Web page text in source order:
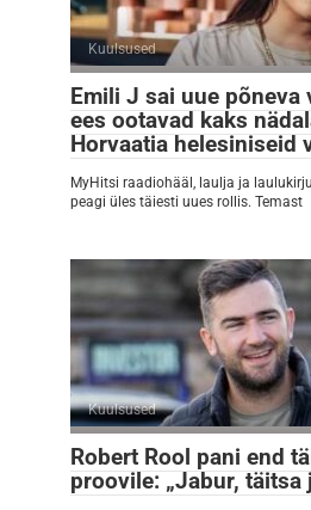
Kuulsused
Emili J sai uue põneva
ees ootavad kaks
Horvaatia helesiniseid
MyHitsi raadiohääl, laulja ja
peagi üles täiesti uues rollis. Temast
Kuulsused
Robert Rool pani end
proovile: „Jabur, täitsa